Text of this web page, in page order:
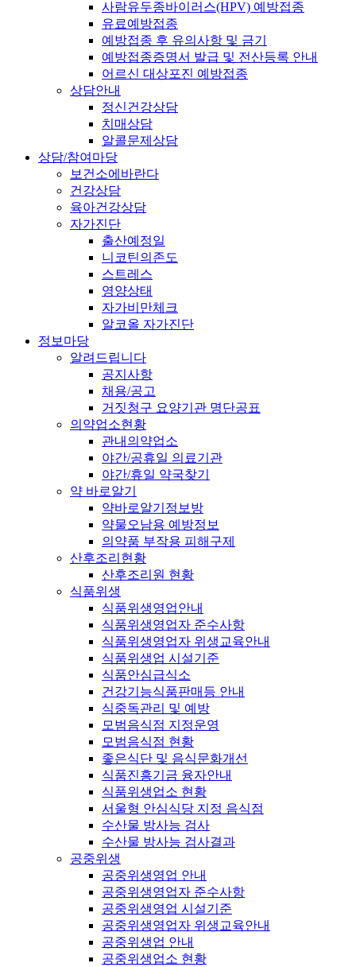
사람유두종바이러스(HPV) 예방접종
유료예방접종
예방접종 후 유의사항 및 금기
예방접종증명서 발급 및 전산등록 안내
어르신 대상포진 예방접종
상담안내
정신건강상담
치매상담
알콜문제상담
상담/참여마당
보건소에바란다
건강상담
육아건강상담
자가진단
출산예정일
니코틴의존도
스트레스
영양상태
자가비만체크
알코올 자가진단
정보마당
알려드립니다
공지사항
채용/공고
거짓청구 요양기관 명단공표
의약업소현황
관내의약업소
야간/공휴일 의료기관
야간/휴일 약국찾기
약 바로알기
약바로알기정보방
약물오남용 예방정보
의약품 부작용 피해구제
산후조리현황
산후조리원 현황
식품위생
식품위생영업안내
식품위생영업자 준수사항
식품위생영업자 위생교육안내
식품위생업 시설기준
식품안심급식소
건강기능식품판매등 안내
식중독관리 및 예방
모범음식점 지정운영
모범음식점 현황
좋은식단 및 음식문화개선
식품진흥기금 융자안내
식품위생업소 현황
서울형 안심식당 지정 음식점
수산물 방사능 검사
수산물 방사능 검사결과
공중위생
공중위생영업 안내
공중위생영업자 준수사항
공중위생영업 시설기준
공중위생영업자 위생교육안내
공중위생업 안내
공중위생업소 현황